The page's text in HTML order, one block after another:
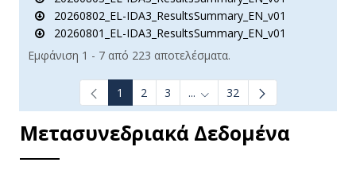
20260802_EL-IDA3_ResultsSummary_EN_v01
20260801_EL-IDA3_ResultsSummary_EN_v01
Εμφάνιση 1 - 7 από 223 αποτελέσματα.
1 2 3 ... Ενδιάμεσες σελίδες Use
32
Μετασυνεδριακά Δεδομένα